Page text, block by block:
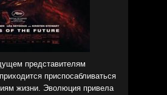
представителям
приспосабливаться
жизни. Эволюция привела